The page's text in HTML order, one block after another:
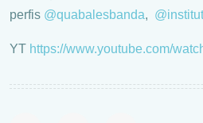
perfis @quabalesbanda,
YT https://www.youtube.com/